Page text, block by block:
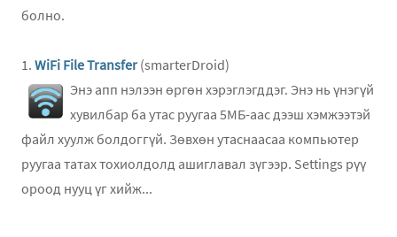
болно.
1. WiFi File Transfer (smarterDroid)
Энэ апп нэлээн өргөн хэрэглэгддэг. Энэ нь үнэгүй
хувилбар ба утас руугаа 5МБ-аас дээш хэмжээтэй
файл хуулж болдоггүй. Зөвхөн утаснаасаа компьютер
руугаа татах тохиолдолд ашиглавал зүгээр. Settings рүү
ороод нууц үг хийж...